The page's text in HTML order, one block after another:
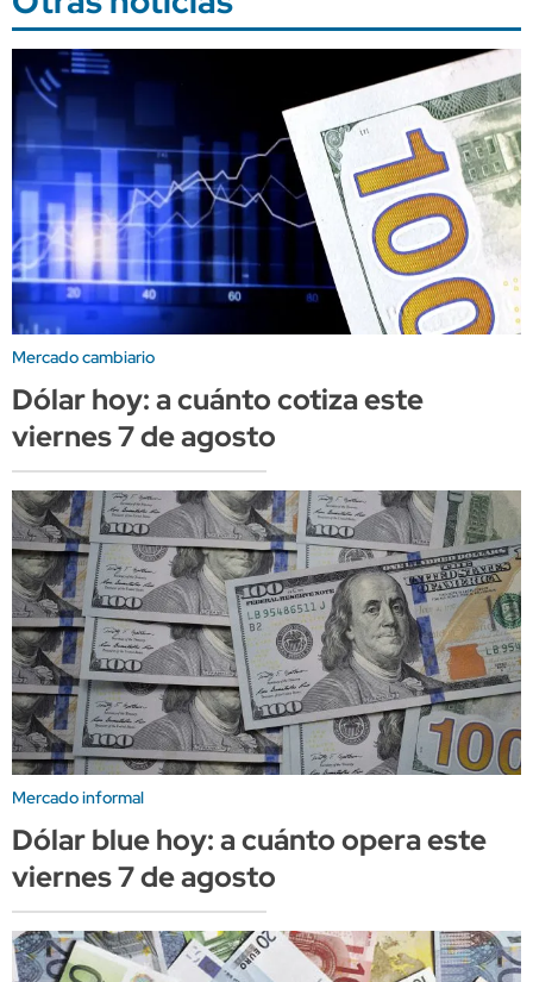
Mercado cambiario
Dólar hoy: a cuánto cotiza este
viernes 7 de agosto
Mercado informal
Dólar blue hoy: a cuánto opera este
viernes 7 de agosto